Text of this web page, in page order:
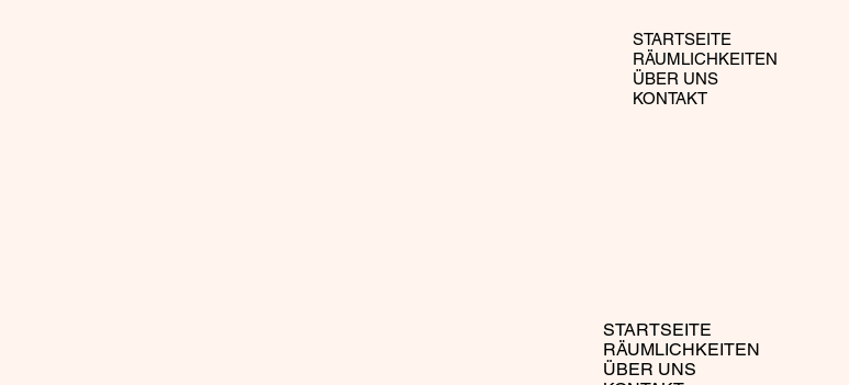
STARTSEITE
RÄUMLICHKEITEN
ÜBER UNS
KONTAKT
STARTSEITE
RÄUMLICHKEITEN
ÜBER UNS